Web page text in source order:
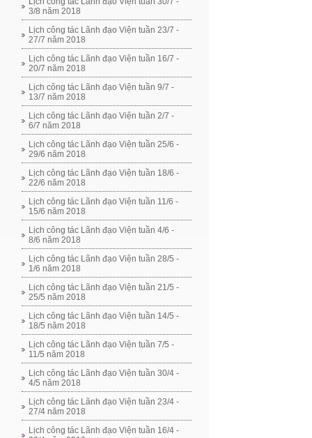
3/8 năm 2018
Lịch công tác Lãnh đạo Viện tuần 23/7 -
27/7 năm 2018
Lịch công tác Lãnh đạo Viện tuần 16/7 -
20/7 năm 2018
Lịch công tác Lãnh đạo Viện tuần 9/7 -
13/7 năm 2018
Lịch công tác Lãnh đạo Viện tuần 2/7 -
6/7 năm 2018
Lịch công tác Lãnh đạo Viện tuần 25/6 -
29/6 năm 2018
Lịch công tác Lãnh đạo Viện tuần 18/6 -
22/6 năm 2018
Lịch công tác Lãnh đạo Viện tuần 11/6 -
15/6 năm 2018
Lịch công tác Lãnh đạo Viện tuần 4/6 -
8/6 năm 2018
Lịch công tác Lãnh đạo Viện tuần 28/5 -
1/6 năm 2018
Lịch công tác Lãnh đạo Viện tuần 21/5 -
25/5 năm 2018
Lịch công tác Lãnh đạo Viện tuần 14/5 -
18/5 năm 2018
Lịch công tác Lãnh đạo Viện tuần 7/5 -
11/5 năm 2018
Lịch công tác Lãnh đạo Viện tuần 30/4 -
4/5 năm 2018
Lịch công tác Lãnh đạo Viện tuần 23/4 -
27/4 năm 2018
Lịch công tác Lãnh đạo Viện tuần 16/4 -